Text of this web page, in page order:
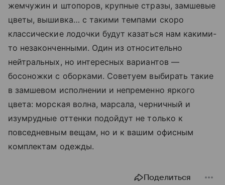
жемчужин и штопоров, крупные стразы, замшевые
цветы, вышивка… с такими темпами скоро
классические лодочки будут казаться нам какими-
то незаконченными. Один из относительно
нейтральных, но интересных вариантов —
босоножки с оборками. Советуем выбирать такие
в замшевом исполнении и непременно яркого
цвета: морская волна, марсала, черничный и
изумрудные оттенки подойдут не только к
повседневным вещам, но и к вашим офисным
комплектам одежды.
Поделиться